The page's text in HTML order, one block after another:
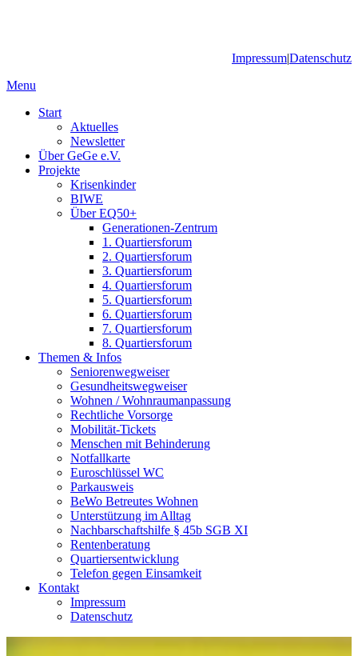
Impressum|Datenschutz
Menu
Start
Aktuelles
Newsletter
Über GeGe e.V.
Projekte
Krisenkinder
BIWE
Über EQ50+
Generationen-Zentrum
1. Quartiersforum
2. Quartiersforum
3. Quartiersforum
4. Quartiersforum
5. Quartiersforum
6. Quartiersforum
7. Quartiersforum
8. Quartiersforum
Themen & Infos
Seniorenwegweiser
Gesundheitswegweiser
Wohnen / Wohnraumanpassung
Rechtliche Vorsorge
Mobilität-Tickets
Menschen mit Behinderung
Notfallkarte
Euroschlüssel WC
Parkausweis
BeWo Betreutes Wohnen
Unterstützung im Alltag
Nachbarschaftshilfe § 45b SGB XI
Rentenberatung
Quartiersentwicklung
Telefon gegen Einsamkeit
Kontakt
Impressum
Datenschutz